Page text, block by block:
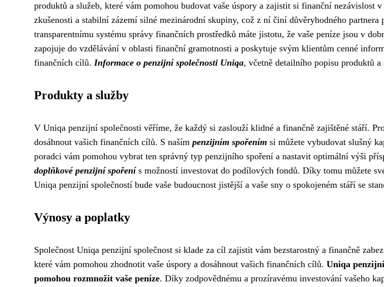
produktů a služeb, které vám pomohou budovat vaše úspory a zajistit si finanční nezávislost
zkušenosti a stabilní zázemí silné mezinárodní skupiny, což z ní činí důvěryhodného
transparentnímu systému správy finančních prostředků máte jistotu, že vaše peníze jsou v
zapojuje do vzdělávání v oblasti finanční gramotnosti a poskytuje svým klientům cenné
finančních cílů. Informace o penzijní společnosti Uniqa, včetně detailního popisu produktů
Produkty a služby
V Uniqa penzijní společnosti věříme, že každý si zaslouží klidné a finančně zajištěné stáří.
dosáhnout vašich finančních cílů. S naším penzijním spořením si můžete vybudovat slušný
poradci vám pomohou vybrat ten správný typ penzijního spoření a nastavit optimální výši
doplňkové penzijní spořenís možností investovat do podílových fondů. Díky tomu můžete
Uniqa penzijní společností bude vaše budoucnost jistější a vaše sny o spokojeném stáří se
Výnosy a poplatky
Společnost Uniqa penzijní společnost si klade za cíl zajistit vám bezstarostný a finančně
které vám pomohou zhodnotit vaše úspory a dosáhnout vašich finančních cílů. Uniqa
pomohou rozmnožit vaše peníze. Díky zodpovědnému a prozíravému investování vašeho